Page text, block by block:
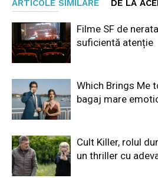
ARTICOLE SIMILARE DE LA
Filme SF de
suficientă atenție
Which Brings Me
bagaj mare
Cult Killer, rolul
un thriller cu